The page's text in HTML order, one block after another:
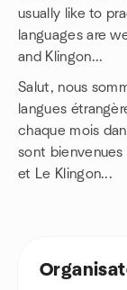
usually like to
languages are
and Klingon...
Salut, nous
langues
chaque mois
sont bienvenues
et Le Klingon...